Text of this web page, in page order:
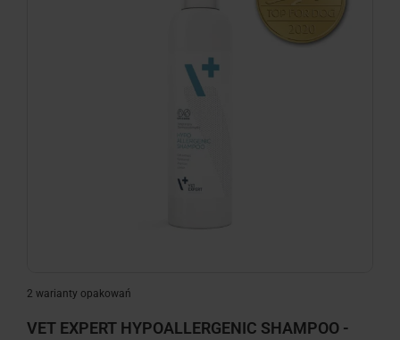
2 warianty opakowań
VET EXPERT HYPOALLERGENIC SHAMPOO -